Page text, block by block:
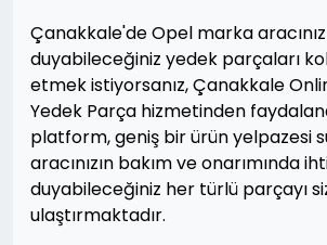
Çanakkale'de Opel marka
duyabileceğiniz yedek parçaları
etmek istiyorsanız, Çanakkale
Yedek Parça hizmetinden
platform, geniş bir ürün yelpazesi
aracınızın bakım ve onarımında
duyabileceğiniz her türlü parçayı
ulaştırmaktadır.